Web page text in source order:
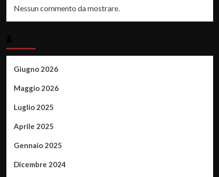
Nessun commento da mostrare.
Giugno 2026
Maggio 2026
Luglio 2025
Aprile 2025
Gennaio 2025
Dicembre 2024